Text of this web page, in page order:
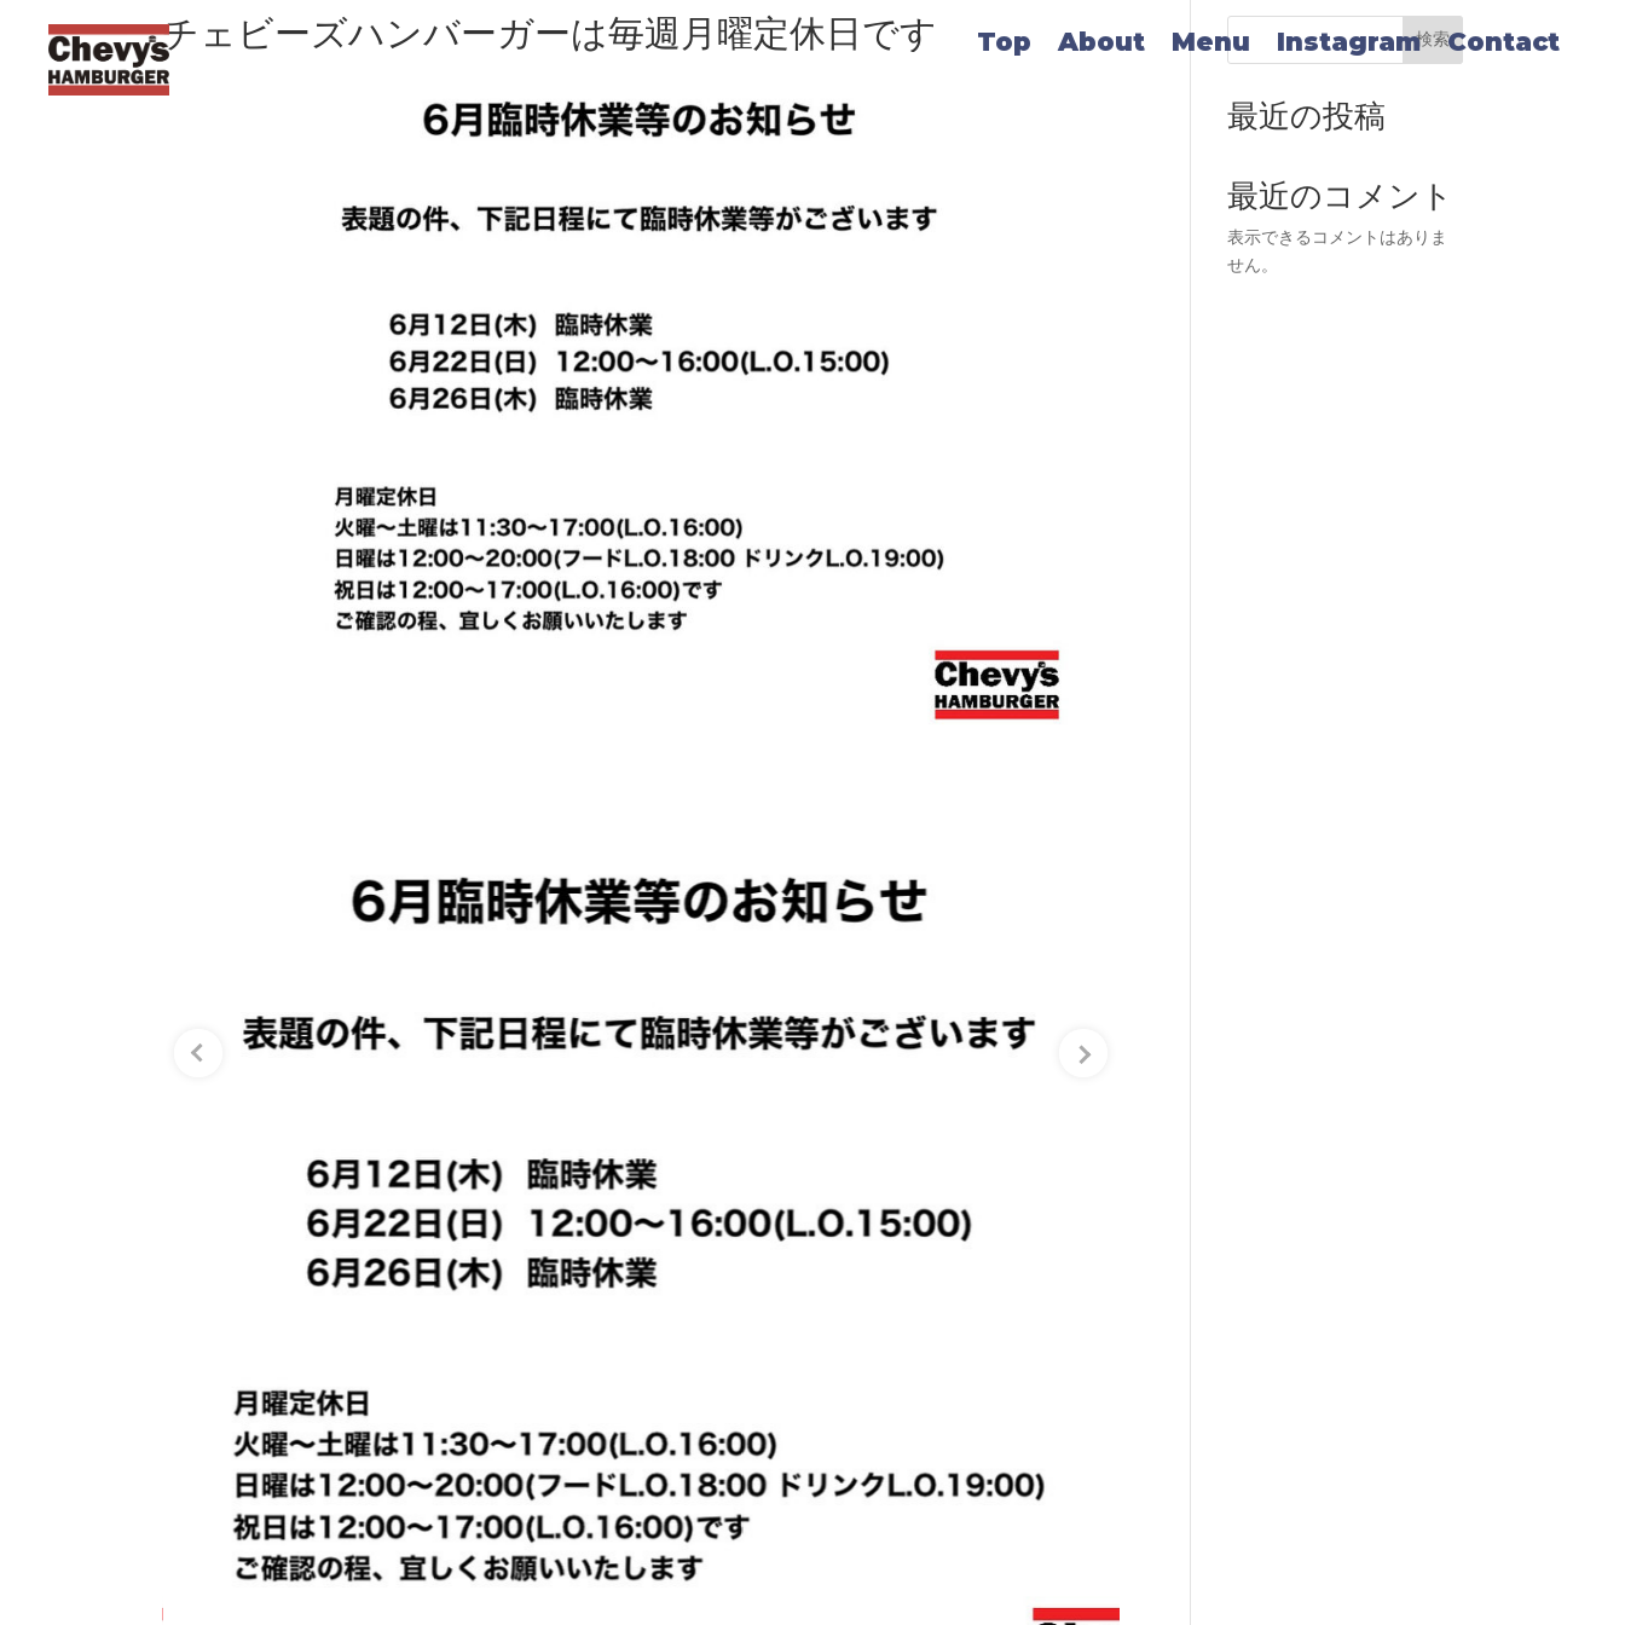
Top About Menu Instagram Contact
チェビーズハンバーガーは毎週月曜定休日です 検索
最近の投稿
最近のコメント
表示できるコメントはありま
せん。